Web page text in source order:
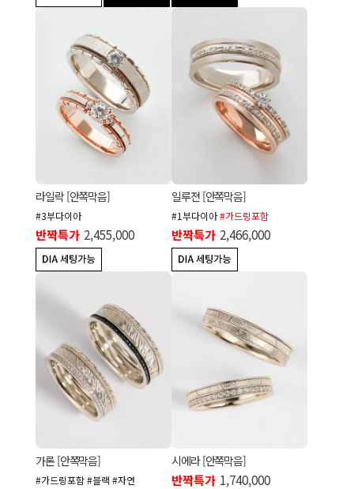
라일락 [안쪽막음]
#3부다이아
반짝특가 2,455,000
일루젼 [안쪽막음]
#1부다이아#가드링포함
반짝특가 2,466,000
가론 [안쪽막음]
#가드링포함 #블랙 #자연
시에라 [안쪽막음]
반짝특가 1,740,000